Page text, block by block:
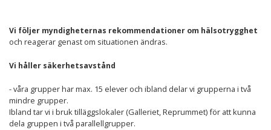
Vi följer myndigheternas rekommendationer om hälsotrygghet
och reagerar genast om situationen ändras.
Vi håller säkerhetsavstånd
- våra grupper har max. 15 elever och ibland delar vi grupperna i två
mindre grupper.
Ibland tar vi i bruk tilläggslokaler (Galleriet, Reprummet) för att kunna
dela gruppen i två parallellgrupper.